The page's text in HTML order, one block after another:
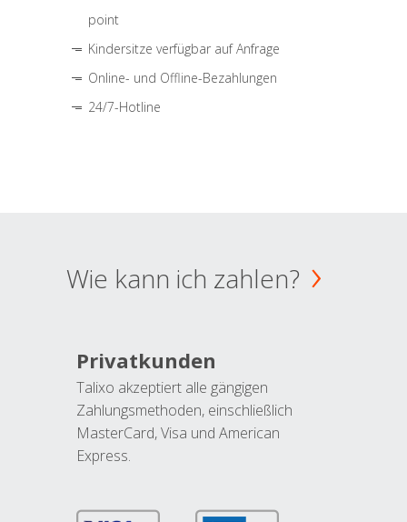
point
Kindersitze verfügbar auf Anfrage
Online- und Offline-Bezahlungen
24/7-Hotline
Wie kann ich zahlen?
Privatkunden
Talixo akzeptiert alle gängigen
Zahlungsmethoden, einschließlich
MasterCard, Visa und American
Express.